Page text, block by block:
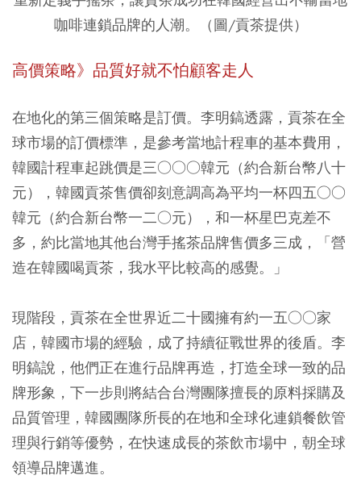
咖啡連鎖品牌的人潮。（圖/貢茶提供）
高價策略》品質好就不怕顧客走人
在地化的第三個策略是訂價。李明鎬透露，貢茶在全
球市場的訂價標準，是參考當地計程車的基本費用，
韓國計程車起跳價是三○○○韓元（約合新台幣八十
元），韓國貢茶售價卻刻意調高為平均一杯四五○○
韓元（約合新台幣一二○元），和一杯星巴克差不
多，約比當地其他台灣手搖茶品牌售價多三成，「營
造在韓國喝貢茶，我水平比較高的感覺。」
現階段，貢茶在全世界近二十國擁有約一五○○家
店，韓國市場的經驗，成了持續征戰世界的後盾。李
明鎬說，他們正在進行品牌再造，打造全球一致的品
牌形象，下一步則將結合台灣團隊擅長的原料採購及
品質管理，韓國團隊所長的在地和全球化連鎖餐飲管
理與行銷等優勢，在快速成長的茶飲市場中，朝全球
領導品牌邁進。